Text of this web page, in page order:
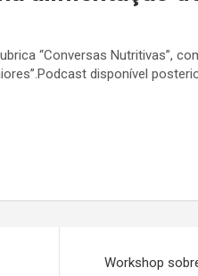
“Conversas Nutritivas”,
disponível
Workshop